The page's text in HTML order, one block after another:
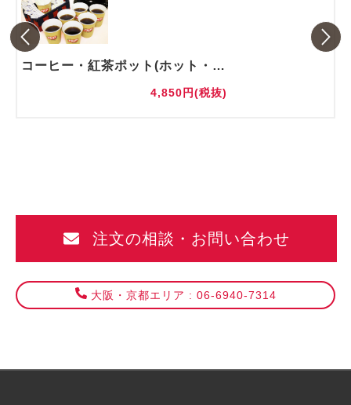
コーヒー・紅茶ポット(ホット・アイス)
4,850円(税抜)
注文の相談・お問い合わせ
大阪・京都エリア : 06-6940-7314